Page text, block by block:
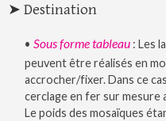
➤ Destination
•Sous forme tableau : Les
peuvent être réalisés en
accrocher/fixer. Dans ce
cerclage en fer sur mesure
Le poids des mosaïques